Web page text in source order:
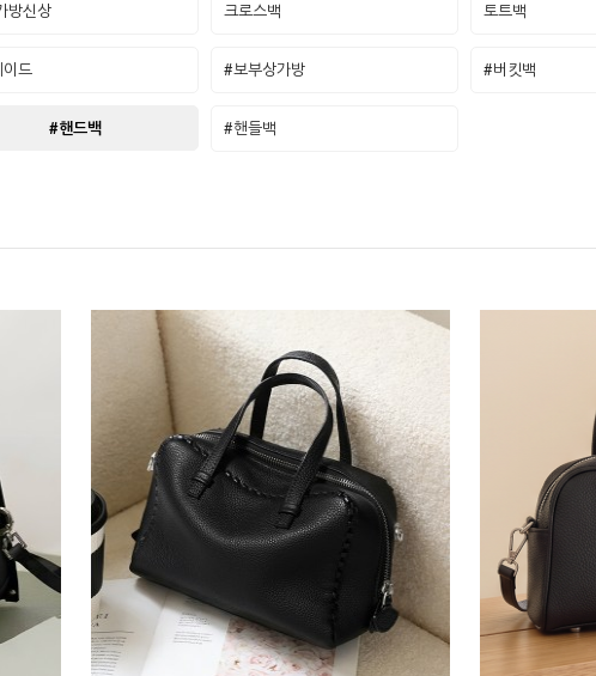
방신상 크로스백 토트백
드 #보부상가방 #버킷백
#핸드백 #핸들백